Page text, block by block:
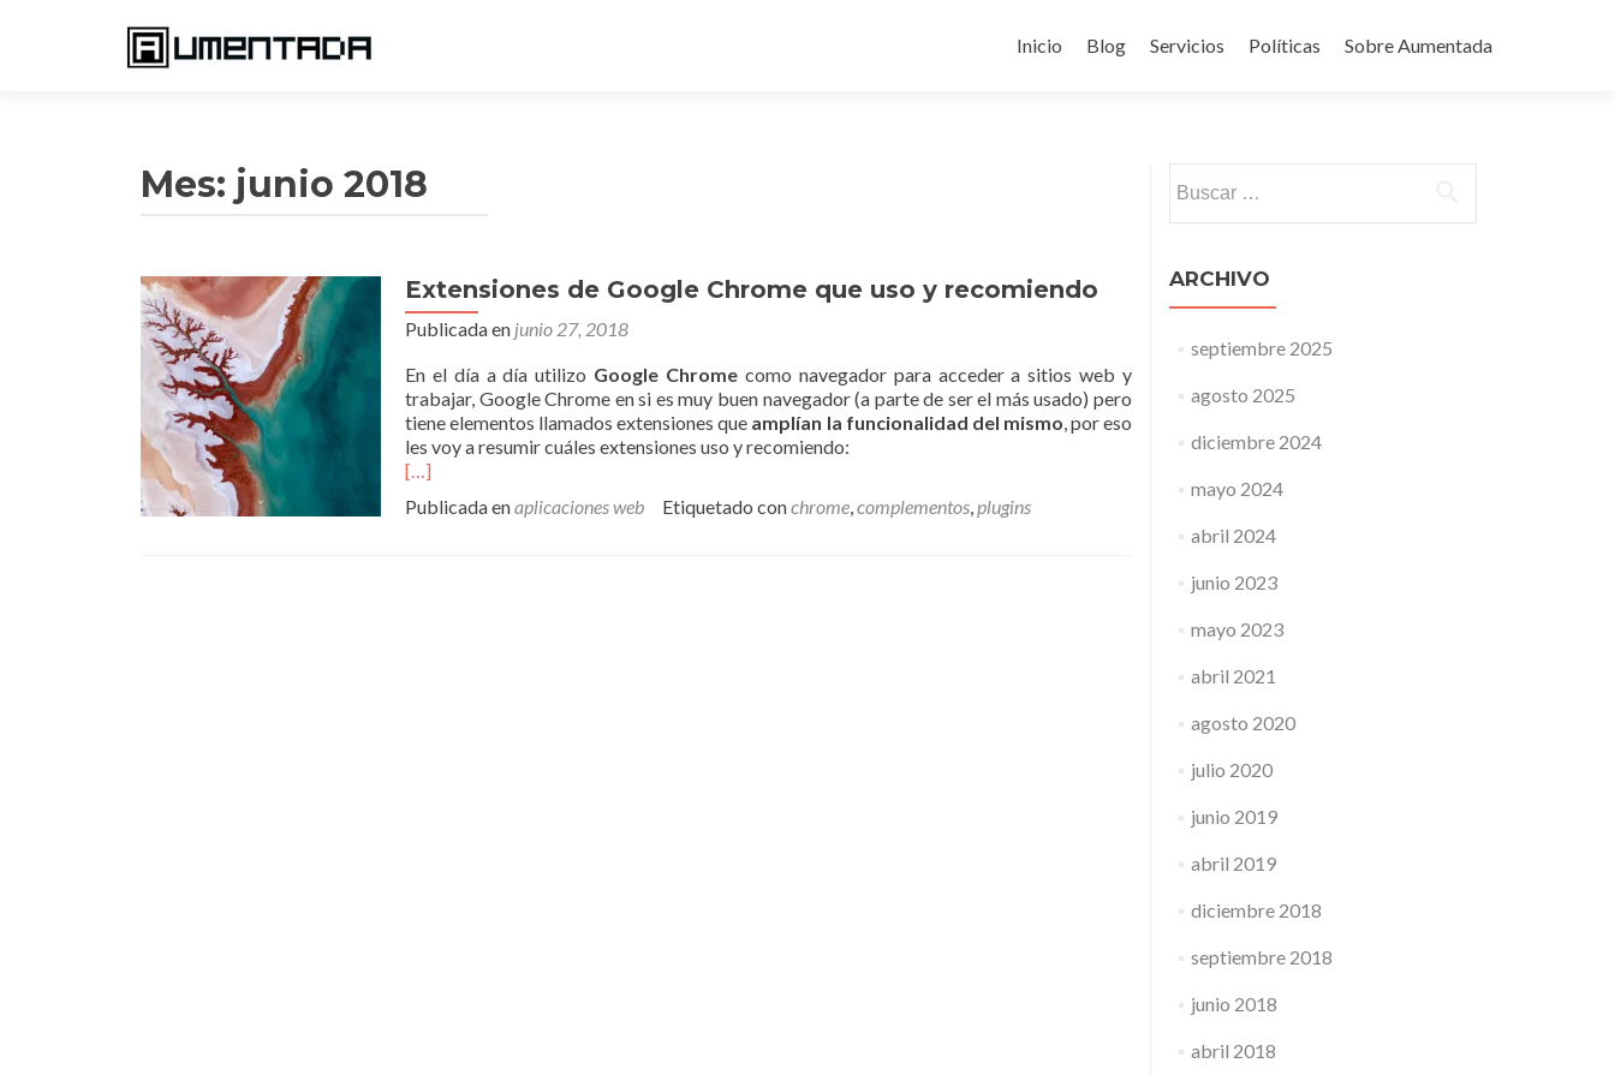
al
Inicio Blog Servicios Políticas Sobre Aumentada
Mes: junio 2018
Extensiones de Google Chrome que uso y recomiendo
Publicada en junio 27, 2018
En el día a día utilizo Google Chrome como navegador para acceder a sitios web y
trabajar, Google Chrome en si es muy buen navegador (a parte de ser el más usado) pero
tiene elementos llamados extensiones que amplían la funcionalidad del mismo, por eso
les voy a resumir cuáles extensiones uso y recomiendo:
[…]
Publicada enaplicaciones web Etiquetado conchrome,complementos,plugins
ARCHIVO
septiembre 2025
agosto 2025
diciembre 2024
mayo 2024
abril 2024
junio 2023
mayo 2023
abril 2021
agosto 2020
julio 2020
junio 2019
abril 2019
diciembre 2018
septiembre 2018
junio 2018
abril 2018